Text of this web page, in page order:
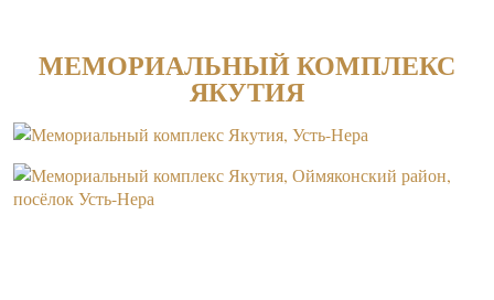
МЕМОРИАЛЬНЫЙ КОМПЛЕКС
ЯКУТИЯ